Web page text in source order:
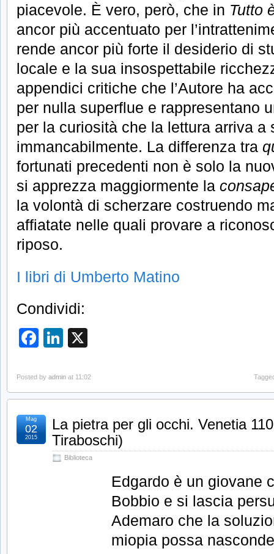
piacevole. È vero, però, che in Tutto
ancor più accentuato per
rende ancor più forte il desiderio di
locale e la sua insospettabile
appendici critiche che l’Autore ha
per nulla superflue e rappresentano
per la curiosità che la lettura arriva a
immancabilmente. La differenza tra
fortunati precedenti non è solo la
si apprezza maggiormente la
la volontà di scherzare costruendo
affiatate nelle quali provare a
riposo.
I libri di Umberto Matino
Condividi:
Facebook
LinkedIn
Posted by admin at 11:02
La pietra per gli occhi. Venetia
Tiraboschi)
Biblioteca
Mag
02
2015
Edgardo è un giovane
Bobbio e si lascia
Ademaro che la
miopia possa